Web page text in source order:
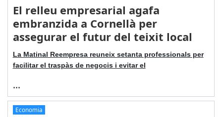
El relleu empresarial agafa
embranzida a Cornellà per
assegurar el futur del teixit local
La Matinal Reempresa reuneix setanta professionals per
facilitar el traspàs de negocis i evitar el
...
Economia